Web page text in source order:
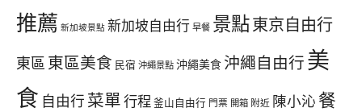
推薦 新加坡景點 新加坡自由行 早餐 景點東京自由行
東區 東區美食 民宿 沖繩景點 沖繩美食 沖繩自由行 美
食 自由行 菜單 行程 釜山自由行 門票 開箱 附近 陳小沁 餐